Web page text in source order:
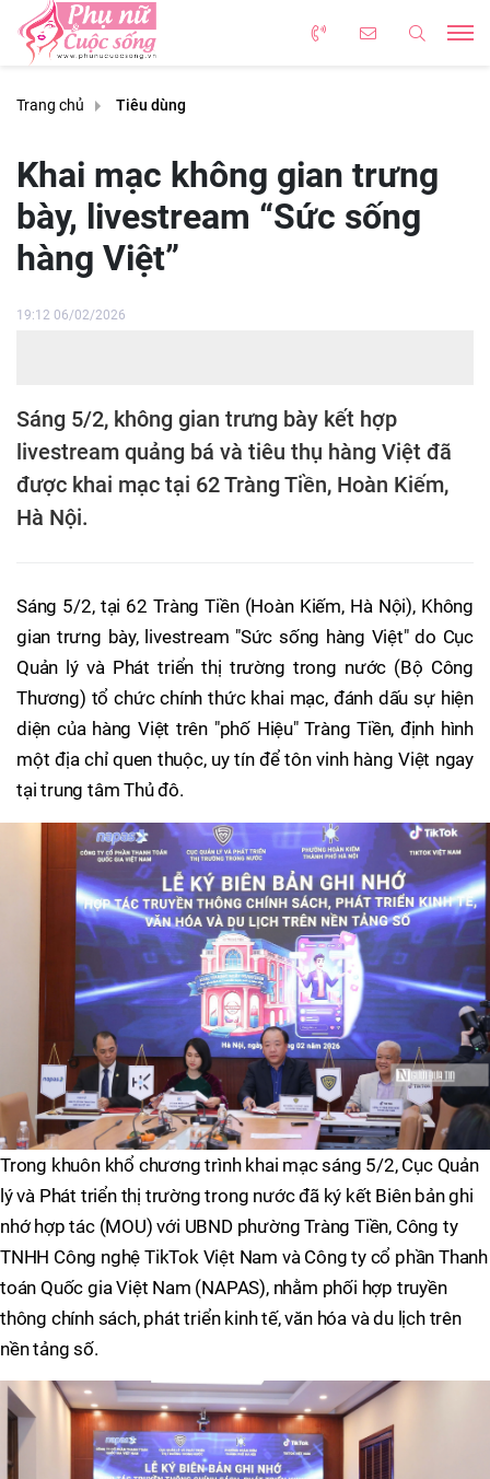
Trang chủ Tiêu dùng
Khai mạc không gian trưng
bày, livestream “Sức sống
hàng Việt”
19:12 06/02/2026
Sáng 5/2, không gian trưng bày kết hợp
livestream quảng bá và tiêu thụ hàng Việt đã
được khai mạc tại 62 Tràng Tiền, Hoàn Kiếm,
Hà Nội.
Sáng 5/2, tại 62 Tràng Tiền (Hoàn Kiếm, Hà Nội), Không
gian trưng bày, livestream "Sức sống hàng Việt" do Cục
Quản lý và Phát triển thị trường trong nước (Bộ Công
Thương) tổ chức chính thức khai mạc, đánh dấu sự hiện
diện của hàng Việt trên "phố Hiệu" Tràng Tiền, định hình
một địa chỉ quen thuộc, uy tín để tôn vinh hàng Việt ngay
tại trung tâm Thủ đô.
Trong khuôn khổ chương trình khai mạc sáng 5/2, Cục Quản
lý và Phát triển thị trường trong nước đã ký kết Biên bản ghi
nhớ hợp tác (MOU) với UBND phường Tràng Tiền, Công ty
TNHH Công nghệ TikTok Việt Nam và Công ty cổ phần Thanh
toán Quốc gia Việt Nam (NAPAS), nhằm phối hợp truyền
thông chính sách, phát triển kinh tế, văn hóa và du lịch trên
nền tảng số.